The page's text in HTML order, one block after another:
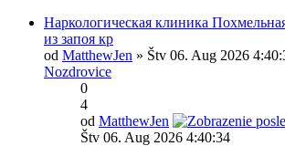
Наркологическая клиника
из запоя кр
od MatthewJen » Štv 06. Aug 2026
Nozdrovice
0
4
od MatthewJen
Štv 06. Aug 2026 4:40:34